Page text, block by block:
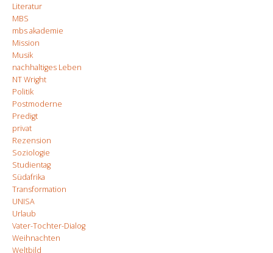
Literatur
MBS
mbs akademie
Mission
Musik
nachhaltiges Leben
NT Wright
Politik
Postmoderne
Predigt
privat
Rezension
Soziologie
Studientag
Südafrika
Transformation
UNISA
Urlaub
Vater-Tochter-Dialog
Weihnachten
Weltbild